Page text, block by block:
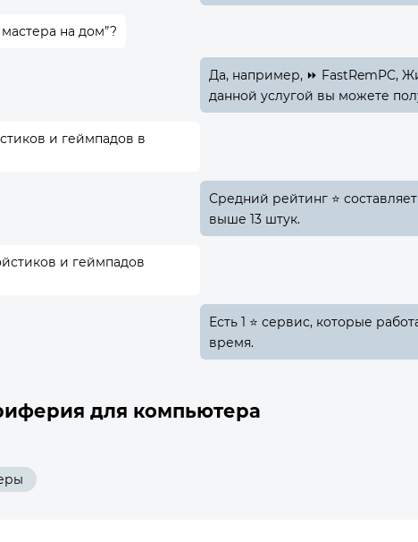
на дом”?
Да, например, ⏩ FastRemPC,
данной услугой вы можете
и геймпадов в
Средний рейтинг ⭐
выше 13 штук.
и геймпадов
Есть 1 ⭐ сервис, которые
время.
для компьютера